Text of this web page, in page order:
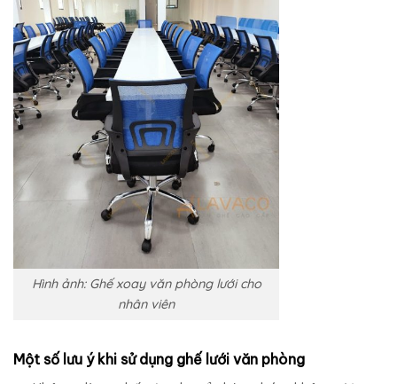
Hình ảnh: Ghế xoay văn phòng lưới cho
nhân viên
Một số lưu ý khi sử dụng ghế lưới văn phòng